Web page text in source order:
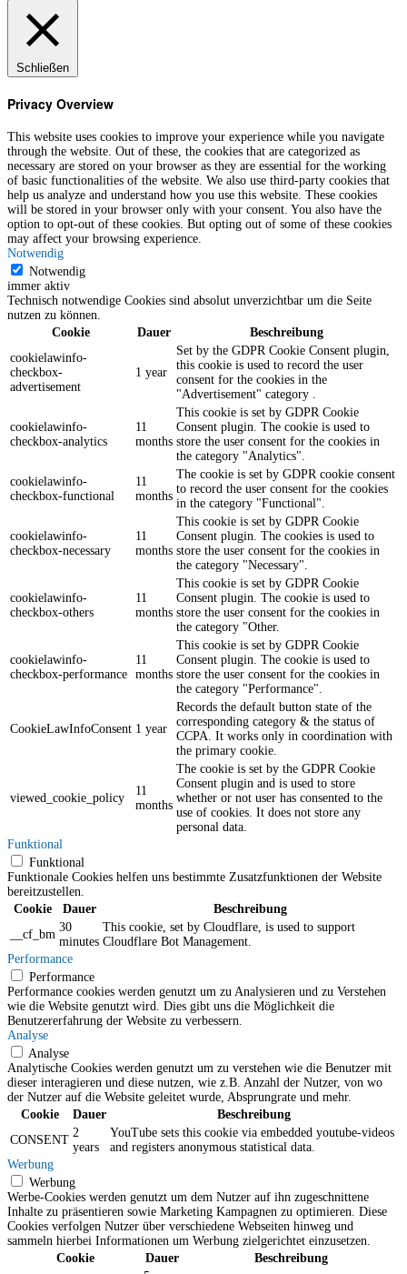
Schließen
Privacy Overview
This website uses cookies to improve your experience while you navigate
through the website. Out of these, the cookies that are categorized as
necessary are stored on your browser as they are essential for the working
of basic functionalities of the website. We also use third-party cookies that
help us analyze and understand how you use this website. These cookies
will be stored in your browser only with your consent. You also have the
option to opt-out of these cookies. But opting out of some of these cookies
may affect your browsing experience.
Notwendig
Notwendig
immer aktiv
Technisch notwendige Cookies sind absolut unverzichtbar um die Seite
nutzen zu können.
Cookie
Dauer
Beschreibung
cookielawinfo-
checkbox-
advertisement
1 year
Set by the GDPR Cookie Consent plugin,
this cookie is used to record the user
consent for the cookies in the
"Advertisement" category .
cookielawinfo-
checkbox-analytics
11
months
This cookie is set by GDPR Cookie
Consent plugin. The cookie is used to
store the user consent for the cookies in
the category "Analytics".
cookielawinfo-
checkbox-functional
11
months
The cookie is set by GDPR cookie consent
to record the user consent for the cookies
in the category "Functional".
cookielawinfo-
checkbox-necessary
11
months
This cookie is set by GDPR Cookie
Consent plugin. The cookies is used to
store the user consent for the cookies in
the category "Necessary".
cookielawinfo-
checkbox-others
11
months
This cookie is set by GDPR Cookie
Consent plugin. The cookie is used to
store the user consent for the cookies in
the category "Other.
cookielawinfo-
checkbox-performance
11
months
This cookie is set by GDPR Cookie
Consent plugin. The cookie is used to
store the user consent for the cookies in
the category "Performance".
CookieLawInfoConsent 1 year
Records the default button state of the
corresponding category & the status of
CCPA. It works only in coordination with
the primary cookie.
viewed_cookie_policy
11
months
The cookie is set by the GDPR Cookie
Consent plugin and is used to store
whether or not user has consented to the
use of cookies. It does not store any
personal data.
Funktional
Funktional
Funktionale Cookies helfen uns bestimmte Zusatzfunktionen der Website
bereitzustellen.
Cookie
Dauer
Beschreibung
__cf_bm
30
minutes
This cookie, set by Cloudflare, is used to support
Cloudflare Bot Management.
Performance
Performance
Performance cookies werden genutzt um zu Analysieren und zu Verstehen
wie die Website genutzt wird. Dies gibt uns die Möglichkeit die
Benutzererfahrung der Website zu verbessern.
Analyse
Analyse
Analytische Cookies werden genutzt um zu verstehen wie die Benutzer mit
dieser interagieren und diese nutzen, wie z.B. Anzahl der Nutzer, von wo
der Nutzer auf die Website geleitet wurde, Absprungrate und mehr.
Cookie
Dauer
Beschreibung
CONSENT
2
years
YouTube sets this cookie via embedded youtube-videos
and registers anonymous statistical data.
Werbung
Werbung
Werbe-Cookies werden genutzt um dem Nutzer auf ihn zugeschnittene
Inhalte zu präsentieren sowie Marketing Kampagnen zu optimieren. Diese
Cookies verfolgen Nutzer über verschiedene Webseiten hinweg und
sammeln hierbei Informationen um Werbung zielgerichtet einzusetzen.
Cookie
Dauer
Beschreibung